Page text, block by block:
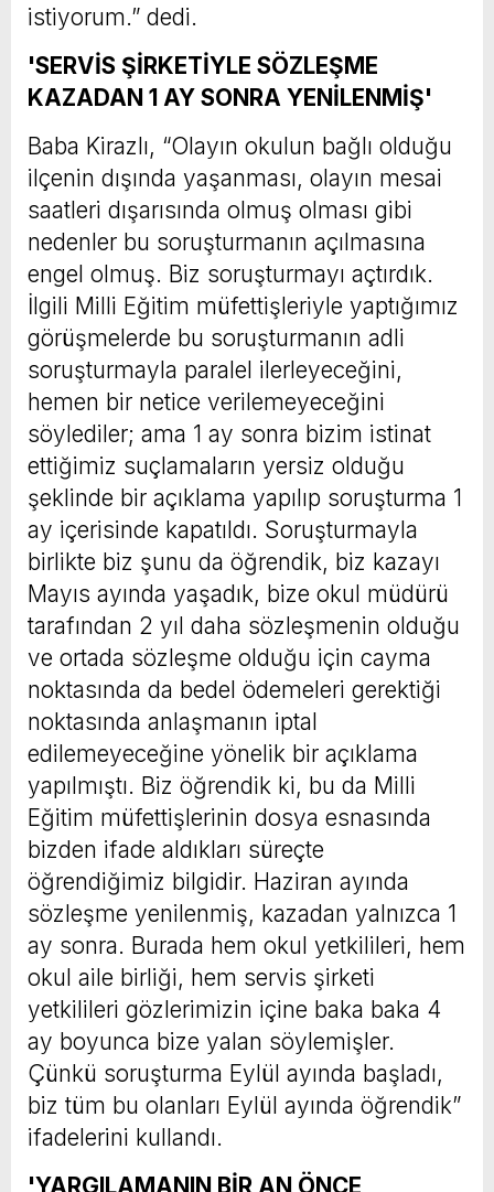
istiyorum.” dedi.
'SERVİS ŞİRKETİYLE SÖZLEŞME
KAZADAN 1 AY SONRA YENİLENMİŞ'
Baba Kirazlı, “Olayın okulun bağlı olduğu
ilçenin dışında yaşanması, olayın mesai
saatleri dışarısında olmuş olması gibi
nedenler bu soruşturmanın açılmasına
engel olmuş. Biz soruşturmayı açtırdık.
İlgili Milli Eğitim müfettişleriyle yaptığımız
görüşmelerde bu soruşturmanın adli
soruşturmayla paralel ilerleyeceğini,
hemen bir netice verilemeyeceğini
söylediler; ama 1 ay sonra bizim istinat
ettiğimiz suçlamaların yersiz olduğu
şeklinde bir açıklama yapılıp soruşturma 1
ay içerisinde kapatıldı. Soruşturmayla
birlikte biz şunu da öğrendik, biz kazayı
Mayıs ayında yaşadık, bize okul müdürü
tarafından 2 yıl daha sözleşmenin olduğu
ve ortada sözleşme olduğu için cayma
noktasında da bedel ödemeleri gerektiği
noktasında anlaşmanın iptal
edilemeyeceğine yönelik bir açıklama
yapılmıştı. Biz öğrendik ki, bu da Milli
Eğitim müfettişlerinin dosya esnasında
bizden ifade aldıkları süreçte
öğrendiğimiz bilgidir. Haziran ayında
sözleşme yenilenmiş, kazadan yalnızca 1
ay sonra. Burada hem okul yetkilileri, hem
okul aile birliği, hem servis şirketi
yetkilileri gözlerimizin içine baka baka 4
ay boyunca bize yalan söylemişler.
Çünkü soruşturma Eylül ayında başladı,
biz tüm bu olanları Eylül ayında öğrendik”
ifadelerini kullandı.
'YARGILAMANIN BİR AN ÖNCE